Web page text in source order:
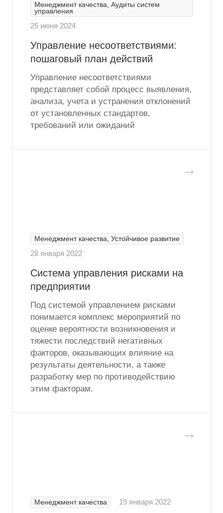
Менеджмент качества, Аудиты систем
управления
25 июня 2024
Управление несоответствиями:
пошаговый план действий
Управление несоответствиями
представляет собой процесс выявления,
анализа, учета и устранения отклонений
от установленных стандартов,
требований или ожиданий
Менеджмент качества, Устойчивое развитие
28 января 2022
Система управления рисками на
предприятии
Под системой управлением рисками
понимается комплекс мероприятий по
оценке вероятности возникновения и
тяжести последствий негативных
факторов, оказывающих влияние на
результаты деятельности, а также
разработку мер по противодействию
этим факторам.
Менеджмент качества 19 января 2022